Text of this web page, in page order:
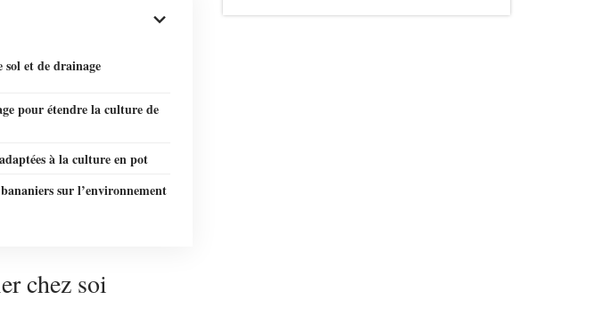
sol et de drainage
pour étendre la culture de
à la culture en pot
sur l’environnement
chez soi